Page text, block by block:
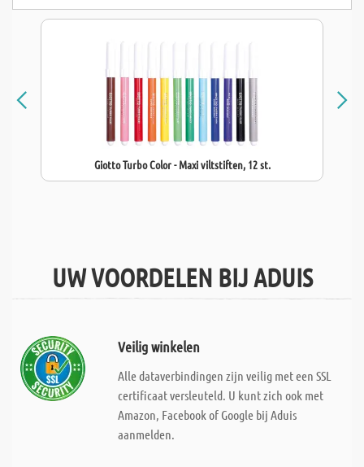
Giotto Turbo Color - Maxi viltstiften, 12 st.
UW VOORDELEN BIJ ADUIS
Veilig winkelen
Alle dataverbindingen zijn veilig met een SSL
certificaat versleuteld. U kunt zich ook met
Amazon, Facebook of Google bij Aduis
aanmelden.